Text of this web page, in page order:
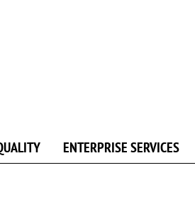
ENTERPRISE SERVICES